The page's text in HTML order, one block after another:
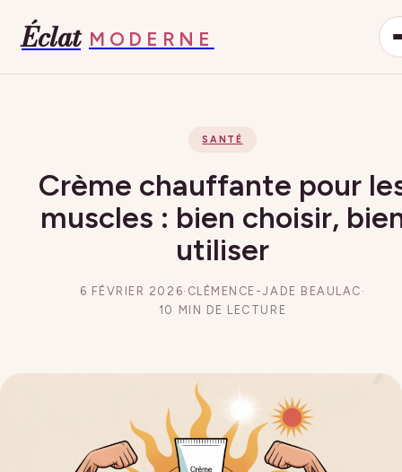
Éclat MODERNE
SANTÉ
Crème chauffante pour
muscles : bien choisir,
utiliser
6 FÉVRIER 2026· CLÉMENCE-JADE BEAULAC ·
10 MIN DE LECTURE